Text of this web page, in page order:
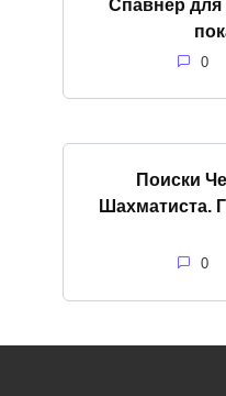
Спавнер для
0
Поиски
Шахматиста.
0